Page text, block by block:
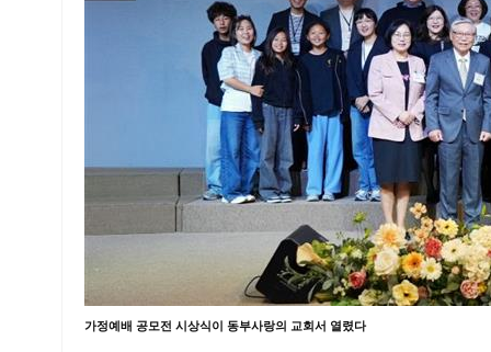
가정예배 공모전 시상식이 동부사랑의 교회서 열렸다